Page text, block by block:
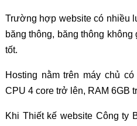
Trường hợp website có nhiều
băng thông, băng thông
tốt.
Hosting nằm trên máy chủ
CPU 4 core trở lên, RAM 6GB
Khi Thiết kế website Công ty